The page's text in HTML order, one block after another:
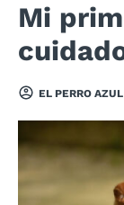
Mi
EL PERRO AZUL